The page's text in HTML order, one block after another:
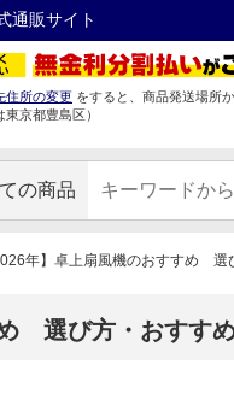
通販サイト
住所の変更 をすると、商品発送場所
東京都豊島区）
の商品
年】卓上扇風機のおすすめ 選
選び方・おすす